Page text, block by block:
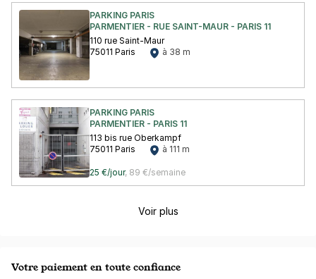
PARKING PARIS
PARMENTIER - RUE SAINT-MAUR - PARIS 11
110 rue Saint-Maur
75011 Paris
à 38 m
PARKING PARIS
PARMENTIER - PARIS 11
113 bis rue Oberkampf
75011 Paris
à 111 m
25 €/jour, 89 €/semaine
Voir plus
Votre paiement en toute confiance